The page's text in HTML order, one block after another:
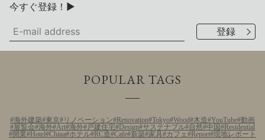
今すぐ登録！▶
POPULAR TAGS
海外建築 東京 リノベーション Renovation Tokyo Wood 木造 YouTube 動画
展覧会 海外 Art 海外 戸建住宅 Design サステナブル 自然 中国
Residential
開業
Hotel China ホテル RC造 Cafe 新築 家具 カフェ Report 現地レポート